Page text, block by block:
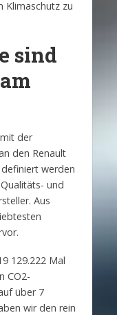
Klimaschutz zu
sind
der
den Renault
definiert werden
und
Aus
129.222 Mal
CO2-
über 7
wir den rein